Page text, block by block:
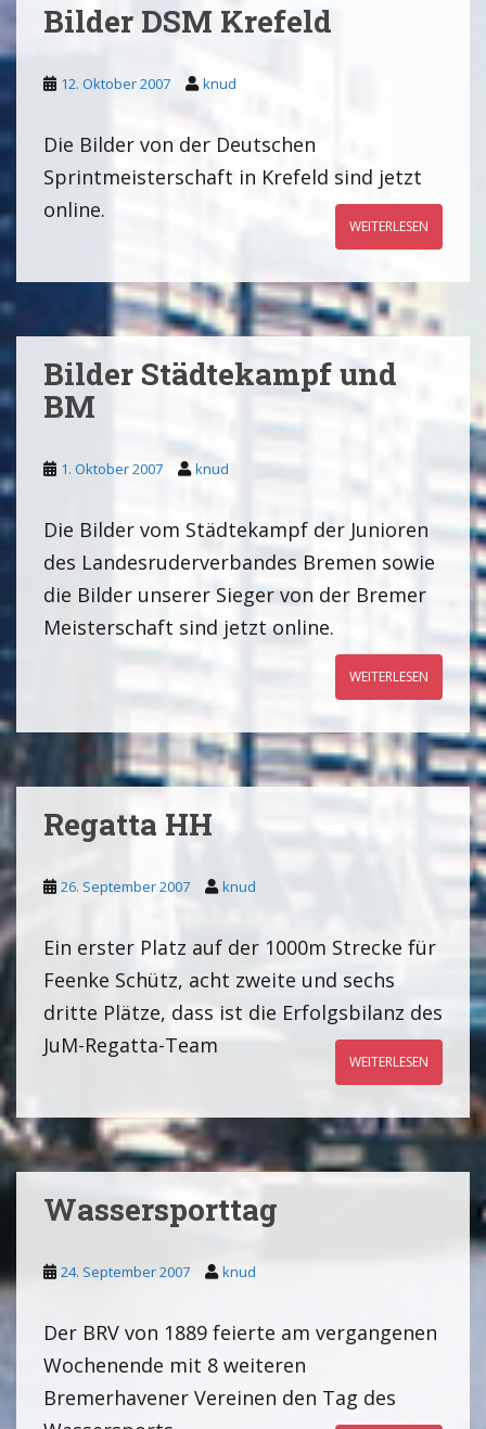
Bilder DSM Krefeld
12. Oktober 2007 knud
Die Bilder von der Deutschen
Sprintmeisterschaft in Krefeld sind jetzt
online.
WEITERLESEN
Bilder Städtekampf und
BM
1. Oktober 2007 knud
Die Bilder vom Städtekampf der Junioren
des Landesruderverbandes Bremen sowie
die Bilder unserer Sieger von der Bremer
Meisterschaft sind jetzt online.
WEITERLESEN
Regatta HH
26. September 2007 knud
Ein erster Platz auf der 1000m Strecke für
Feenke Schütz, acht zweite und sechs
dritte Plätze, dass ist die Erfolgsbilanz des
JuM-Regatta-Team
WEITERLESEN
Wassersporttag
24. September 2007 knud
Der BRV von 1889 feierte am vergangenen
Wochenende mit 8 weiteren
Bremerhavener Vereinen den Tag des